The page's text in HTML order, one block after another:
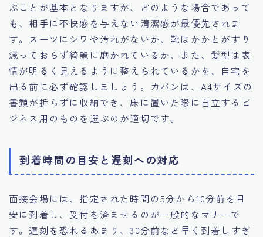
ぶことが基本となりますが、どのような場合であって
も、相手に不快感を与えない清潔感が最優先されま
す。スーツにシワや汚れがないか、靴はかかとがすり
減っておらず綺麗に磨かれているか、また、髪型は表
情が明るく見えるように整えられているかを、自宅を
出る前に必ず確認しましょう。カバンは、A4サイズの
書類が折らずに収納でき、床に置いた際に自立するビ
ジネス用のものを選ぶのが適切です。
到着時間の目安と遅刻への対応
面接会場には、指定された時間の5分から10分前を目
安に到着し、受付を済ませるのが一般的なマナーで
す。遅刻を恐れるあまり、30分前など早く到着しすぎ